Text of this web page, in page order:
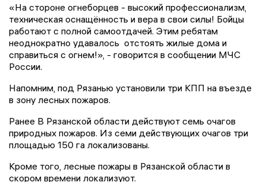
«На стороне огнеборцев - высокий профессионализм,
техническая оснащённость и вера в свои силы! Бойцы
работают с полной самоотдачей. Этим ребятам
неоднократно удавалось отстоять жилые дома и
справиться с огнем!», - говорится в сообщении МЧС
России.
Напомним, под Рязанью установили три КПП на въезде
в зону лесных пожаров.
Ранее В Рязанской области действуют семь очагов
природных пожаров. Из семи действующих очагов три
площадью 150 га локализованы.
Кроме того, лесные пожары в Рязанской области в
скором времени локализуют.